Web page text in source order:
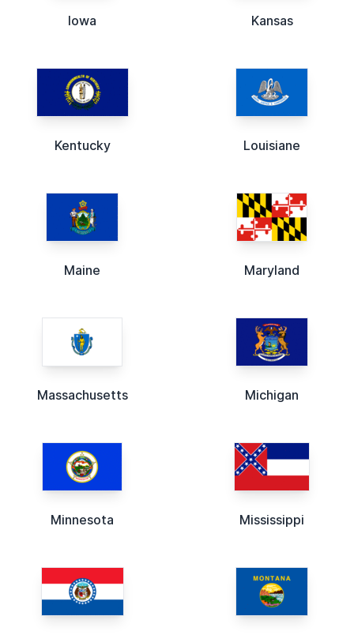
Iowa Kansas
Kentucky Louisiane
Maine Maryland
Massachusetts Michigan
Minnesota Mississippi